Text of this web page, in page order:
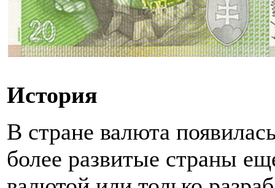
История
В стране валюта
более развитые страны